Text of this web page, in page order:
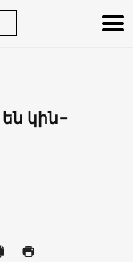
կին-